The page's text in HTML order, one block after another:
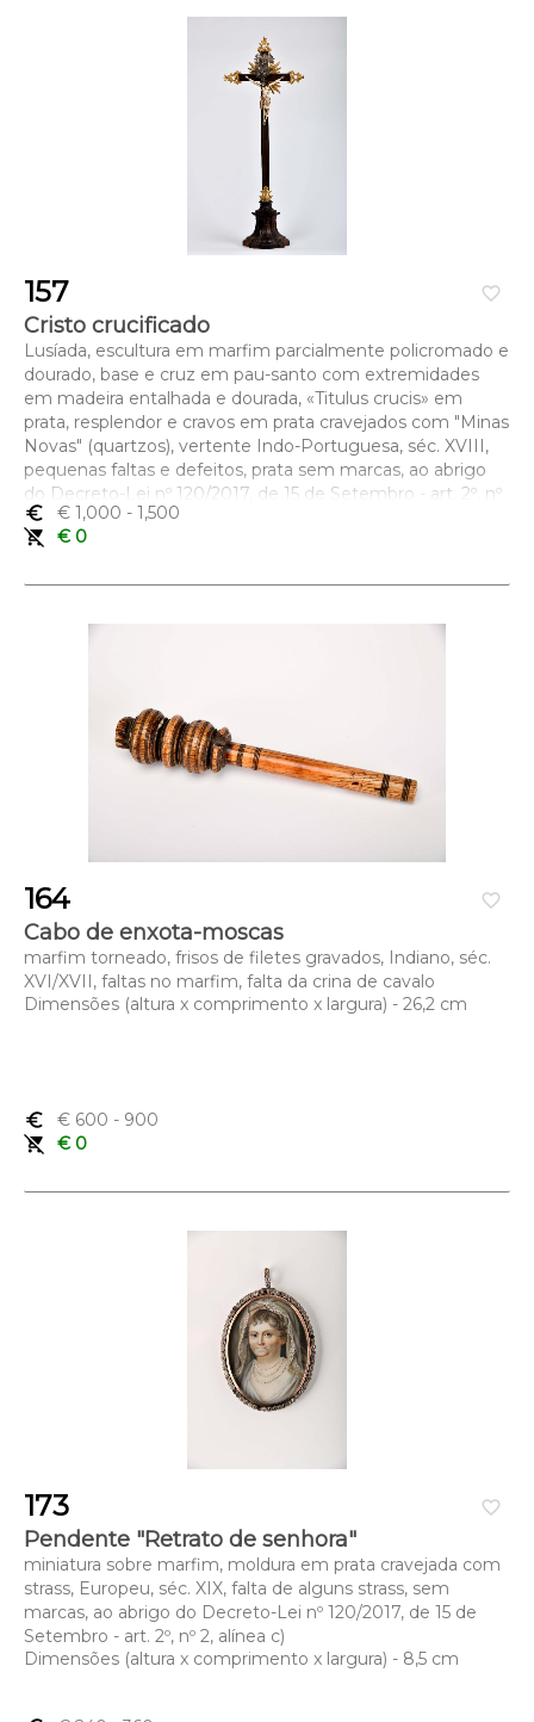
favorite_border
157
Cristo crucificado
Lusíada, escultura em marfim parcialmente policromado e
dourado, base e cruz em pau-santo com extremidades
em madeira entalhada e dourada, «Titulus crucis» em
prata, resplendor e cravos em prata cravejados com "Minas
Novas" (quartzos), vertente Indo-Portuguesa, séc. XVIII,
pequenas faltas e defeitos, prata sem marcas, ao abrigo
do Decreto-Lei nº 120/2017, de 15 de Setembro - art. 2º, nº
2, alínea c)
Dimensões (altura x comprimento x largura) - (escultura)
euro_symbol € 1,000 - 1,500
remove_shopping_cart
€ 0
favorite_border
164
Cabo de enxota-moscas
marfim torneado, frisos de filetes gravados, Indiano, séc.
XVI/XVII, faltas no marfim, falta da crina de cavalo
Dimensões (altura x comprimento x largura) - 26,2 cm
euro_symbol € 600 - 900
remove_shopping_cart
€ 0
favorite_border
173
Pendente "Retrato de senhora"
miniatura sobre marfim, moldura em prata cravejada com
strass, Europeu, séc. XIX, falta de alguns strass, sem
marcas, ao abrigo do Decreto-Lei nº 120/2017, de 15 de
Setembro - art. 2º, nº 2, alínea c)
Dimensões (altura x comprimento x largura) - 8,5 cm